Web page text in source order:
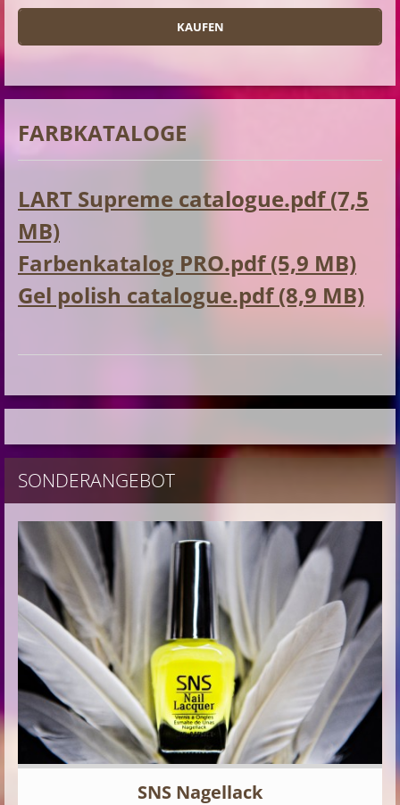
FARBKATALOGE
LART Supreme catalogue.pdf (7,5
MB)
Farbenkatalog PRO.pdf (5,9 MB)
Gel polish catalogue.pdf (8,9 MB)
SONDERANGEBOT
SNS Nagellack